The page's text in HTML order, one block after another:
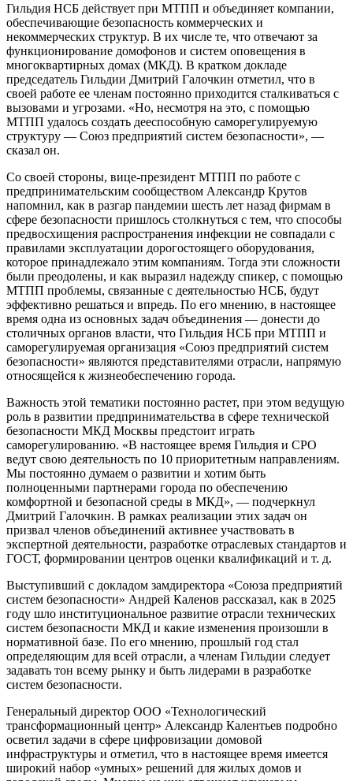
Гильдия НСБ действует при МТПП и объединяет компании,
обеспечивающие безопасность коммерческих и
некоммерческих структур. В их числе те, что отвечают за
функционирование домофонов и систем оповещения в
многоквартирных домах (МКД). В кратком докладе
председатель Гильдии Дмитрий Галочкин отметил, что в
своей работе ее членам постоянно приходится сталкиваться с
вызовами и угрозами. «Но, несмотря на это, с помощью
МТПП удалось создать дееспособную саморегулируемую
структуру — Союз предприятий систем безопасности», —
сказал он.
Со своей стороны, вице-президент МТПП по работе с
предпринимательским сообществом Александр Крутов
напомнил, как в разгар пандемии шесть лет назад фирмам в
сфере безопасности пришлось столкнуться с тем, что способы
предвосхищения распространения инфекции не совпадали с
правилами эксплуатации дорогостоящего оборудования,
которое принадлежало этим компаниям. Тогда эти сложности
были преодолены, и как выразил надежду спикер, с помощью
МТПП проблемы, связанные с деятельностью НСБ, будут
эффективно решаться и впредь. По его мнению, в настоящее
время одна из основных задач объединения — донести до
столичных органов власти, что Гильдия НСБ при МТПП и
саморегулируемая организация «Союз предприятий систем
безопасности» являются представителями отрасли, напрямую
относящейся к жизнеобеспечению города.
Важность этой тематики постоянно растет, при этом ведущую
роль в развитии предпринимательства в сфере технической
безопасности МКД Москвы предстоит играть
саморегулированию. «В настоящее время Гильдия и СРО
ведут свою деятельность по 10 приоритетным направлениям.
Мы постоянно думаем о развитии и хотим быть
полноценными партнерами города по обеспечению
комфортной и безопасной среды в МКД», — подчеркнул
Дмитрий Галочкин. В рамках реализации этих задач он
призвал членов объединений активнее участвовать в
экспертной деятельности, разработке отраслевых стандартов и
ГОСТ, формировании центров оценки квалификаций и т. д.
Выступивший с докладом замдиректора «Союза предприятий
систем безопасности» Андрей Каленов рассказал, как в 2025
году шло институциональное развитие отрасли технических
систем безопасности МКД и какие изменения произошли в
нормативной базе. По его мнению, прошлый год стал
определяющим для всей отрасли, а членам Гильдии следует
задавать тон всему рынку и быть лидерами в разработке
систем безопасности.
Генеральный директор ООО «Технологический
трансформационный центр» Александр Калентьев подробно
осветил задачи в сфере цифровизации домовой
инфраструктуры и отметил, что в настоящее время имеется
широкий набор «умных» решений для жилых домов и